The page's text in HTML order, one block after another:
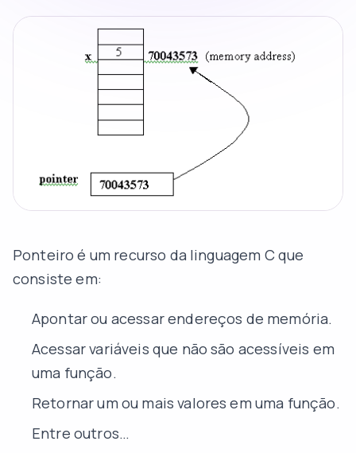
Ponteiro é um recurso da linguagem C que
consiste em:
Apontar ou acessar endereços de memória.
Acessar variáveis que não são acessíveis em
uma função.
Retornar um ou mais valores em uma função.
Entre outros…